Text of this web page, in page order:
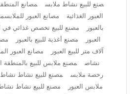
صنع للبيع نشاط ملابس
مصانع
العبور الغذائية
مصانع العبور للملابس
بالعبور
مصنع للبيع تخصص غذائي في
العبور
مصنع أغذية للبيع بالعبور
آلاف متر للبيع العبور
مصانع العبور
نشاص
مصنع ملابس للبيع بالمنطقة
رخصة ملابس
مصنع للبيع نشاط
ملابس العبور
مصنع للبيع نشاط نشاط